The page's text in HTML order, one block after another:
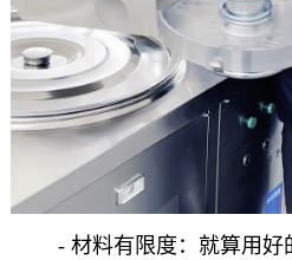
- 材料有限度：就算用好